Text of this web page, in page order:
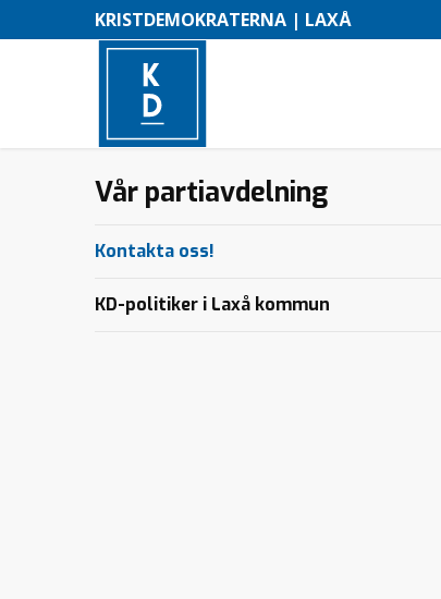
KRISTDEMOKRATERNA | LAXÅ
Vår partiavdelning
n
Kontakta oss!
KD-politiker i Laxå kommun